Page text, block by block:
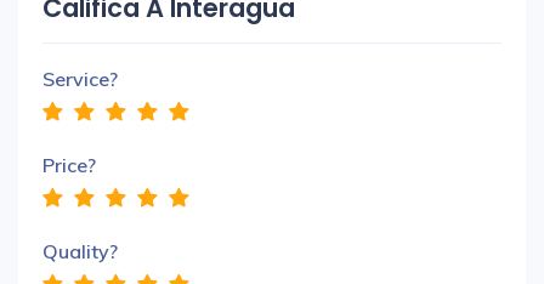
Califica A Interagua
Service?
Price?
Quality?